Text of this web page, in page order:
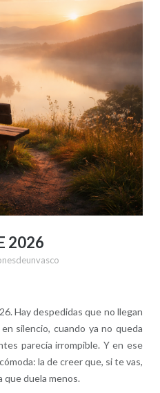
2026
Hay despedidas que no llegan
silencio, cuando ya no queda
parecía irrompible. Y en ese
la de creer que, si te vas,
que duela menos.